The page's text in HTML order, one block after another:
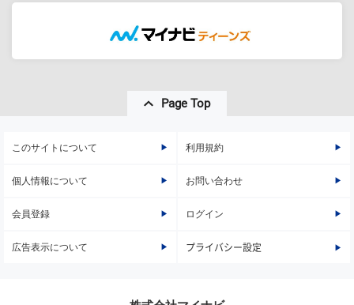
Page Top
このサイトについて 利用規約
個人情報について お問い合わせ
会員登録 ログイン
広告表示について プライバシー設定